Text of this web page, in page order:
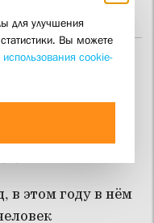
в этом году в нём
для улучшения
Вы можете
использования cookie-